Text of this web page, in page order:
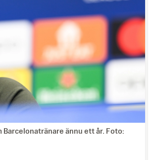
ännu ett år. Foto: